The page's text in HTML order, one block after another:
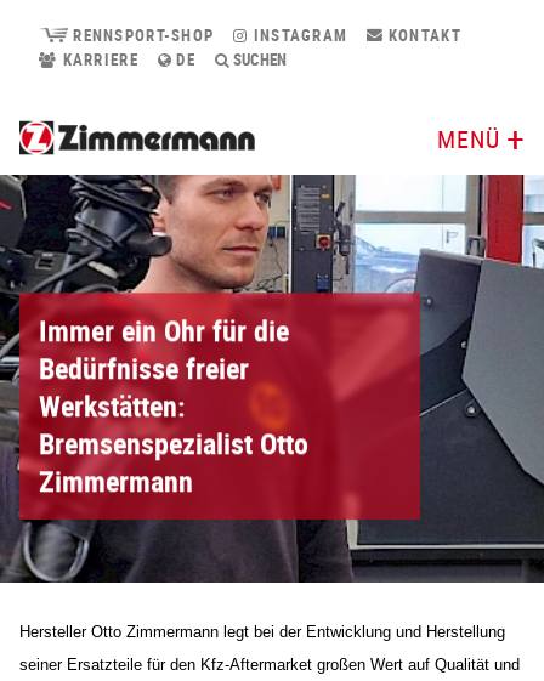
RENNSPORT-SHOP INSTAGRAM
KONTAKT
KARRIERE
DE SUCHEN
MENÜ
Immer ein Ohr für die
Bedürfnisse freier
Werkstätten:
Bremsenspezialist Otto
Zimmermann
Hersteller Otto Zimmermann legt bei der Entwicklung und Herstellung
seiner Ersatzteile für den Kfz-Aftermarket großen Wert auf Qualität und